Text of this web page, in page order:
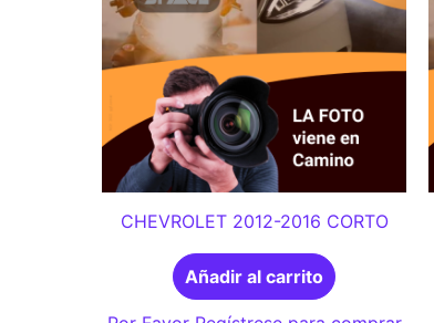
CHEVROLET 2012-2016 CORTO
Añadir al carrito